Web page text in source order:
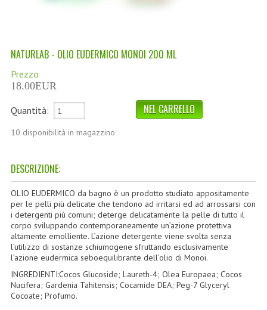
PROFUMI PER CAPELLI
SOLIDISSIMI
TINTA IN CREMA 10 MINUTI
TINTE PERMANENTI ALBERODELCOLORE
HAIR CC CREAM RAVVIVA COLORE
LINEE CORPO ASSORTITE
SOLIDISSIMI
SOLIDISSIMI
LINEA ARGAN
NATURLAB - OLIO EUDERMICO MONOI 200 ML
Prezzo
18.00EUR
Quantità:
10 disponibilità in magazzino
DESCRIZIONE:
OLIO EUDERMICO da bagno è un prodotto studiato appositamente
per le pelli più delicate che tendono ad irritarsi ed ad arrossarsi con
i detergenti più comuni; deterge delicatamente la pelle di tutto il
corpo sviluppando contemporaneamente un’azione protettiva
altamente emolliente. L’azione detergente viene svolta senza
l’utilizzo di sostanze schiumogene sfruttando esclusivamente
l’azione eudermica seboequilibrante dell’olio di Monoi.
INGREDIENTI:Cocos Glucoside; Laureth-4; Olea Europaea; Cocos
Nucifera; Gardenia Tahitensis; Cocamide DEA; Peg-7 Glyceryl
Cocoate; Profumo.